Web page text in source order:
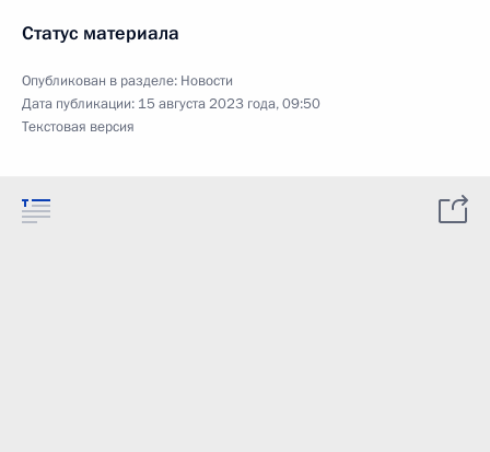
Статус материала
Опубликован в разделе: Новости
Дата публикации: 15 августа 2023 года, 09:50
Текстовая версия